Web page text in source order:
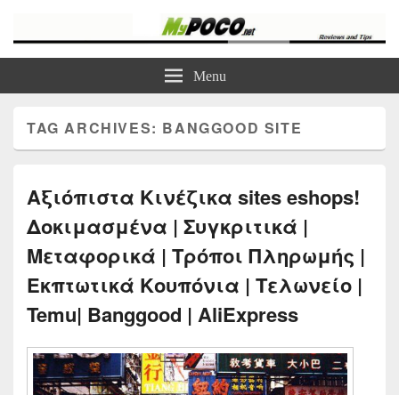
Τα καλύτερα Reviews , Συγκρίσεις , VPN , Webhosting
Menu
TAG ARCHIVES: BANGGOOD SITE
Αξιόπιστα Κινέζικα sites eshops!
Δοκιμασμένα | Συγκριτικά |
Μεταφορικά | Τρόποι Πληρωμής |
Εκπτωτικά Κουπόνια | Τελωνείο |
Temu| Banggood | AliExpress